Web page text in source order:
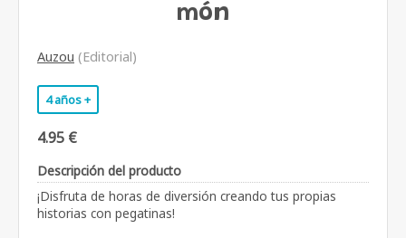
món
Auzou (Editorial)
4 años +
4.95 €
Descripción del producto
¡Disfruta de horas de diversión creando tus propias
historias con pegatinas!